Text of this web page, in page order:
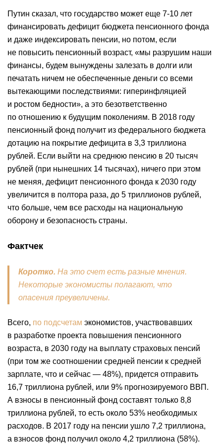
Путин сказал, что государство может еще 7-10 лет
финансировать дефицит бюджета пенсионного фонда
и даже индексировать пенсии, но потом, если
не повысить пенсионный возраст, «мы разрушим наши
финансы, будем вынуждены залезать в долги или
печатать ничем не обеспеченные деньги со всеми
вытекающими последствиями: гиперинфляцией
и ростом бедности», а это безответственно
по отношению к будущим поколениям. В 2018 году
пенсионный фонд получит из федерального бюджета
дотацию на покрытие дефицита в 3,3 триллиона
рублей. Если выйти на среднюю пенсию в 20 тысяч
рублей (при нынешних 14 тысячах), ничего при этом
не меняя, дефицит пенсионного фонда к 2030 году
увеличится в полтора раза, до 5 триллионов рублей,
что больше, чем все расходы на национальную
оборону и безопасность страны.
Фактчек
Коротко. На это счет есть разные мнения.
Некоторые экономисты полагают, что
опасения преувеличены.
Всего, по подсчетам экономистов, участвовавших
в разработке проекта повышения пенсионного
возраста, в 2030 году на выплату страховых пенсий
(при том же соотношении средней пенсии к средней
зарплате, что и сейчас — 48%), придется отправить
16,7 триллиона рублей, или 9% прогнозируемого ВВП.
А взносы в пенсионный фонд составят только 8,8
триллиона рублей, то есть около 53% необходимых
расходов. В 2017 году на пенсии ушло 7,2 триллиона,
а взносов фонд получил около 4,2 триллиона (58%).